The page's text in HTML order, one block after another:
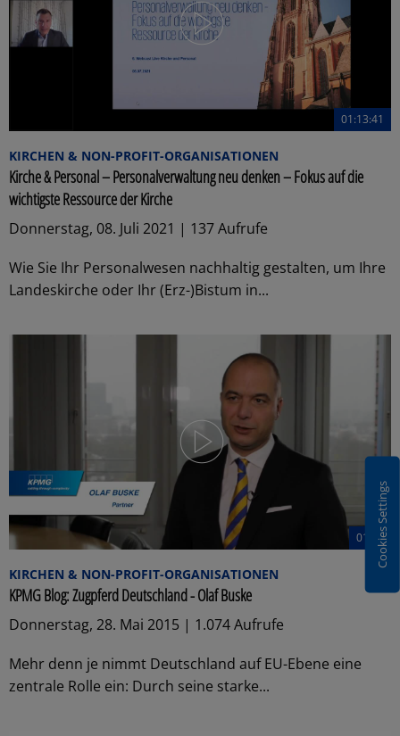
01:13:41
KIRCHEN & NON-PROFIT-ORGANISATIONEN
Kirche & Personal – Personalverwaltung neu denken – Fokus auf die
wichtigste Ressource der Kirche
Donnerstag, 08. Juli 2021 | 137 Aufrufe
Wie Sie Ihr Personalwesen nachhaltig gestalten, um Ihre
Landeskirche oder Ihr (Erz-)Bistum in...
01:27
KIRCHEN & NON-PROFIT-ORGANISATIONEN
KPMG Blog: Zugpferd Deutschland - Olaf Buske
Donnerstag, 28. Mai 2015 | 1.074 Aufrufe
Mehr denn je nimmt Deutschland auf EU-Ebene eine
zentrale Rolle ein: Durch seine starke...
Cookies Settings